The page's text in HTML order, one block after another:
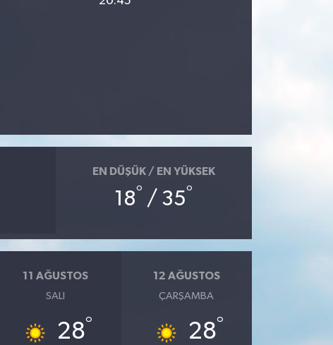
EN DÜŞÜK / EN YÜKSEK
18° / 35°
11 AĞUSTOS
SALI
28°
12 AĞUSTOS
ÇARŞAMBA
28°